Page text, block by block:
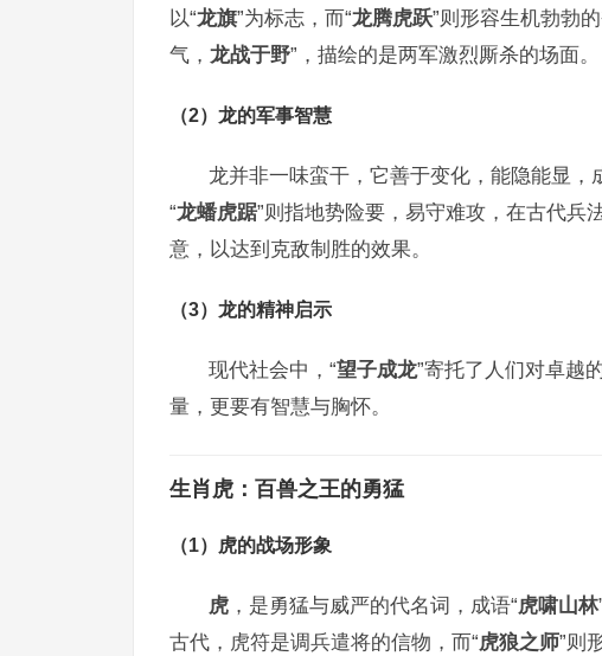
以“龙旗”为标志，而“龙腾虎跃”则形容生机勃勃
气， 龙战于野”，描绘的是两军激烈厮杀的场面。
（2）龙的军事智慧
龙并非一味蛮干，它善于变化，能隐能显，
“龙蟠虎踞”则指地势险要，易守难攻，在古代兵
意，以达到克敌制胜的效果。
（3）龙的精神启示
现代社会中，“望子成龙”寄托了人们对卓越
量，更要有智慧与胸怀。
生肖虎：百兽之王的勇猛
（1）虎的战场形象
虎 ，是勇猛与威严的代名词，成语“虎啸山林
古代，虎符是调兵遣将的信物，而“虎狼之师”则